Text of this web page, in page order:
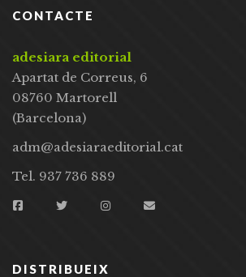
CONTACTE
adesiara editorial
Apartat de Correus, 6
08760 Martorell
(Barcelona)
adm@adesiaraeditorial.cat
Tel. 937 736 889
DISTRIBUEIX